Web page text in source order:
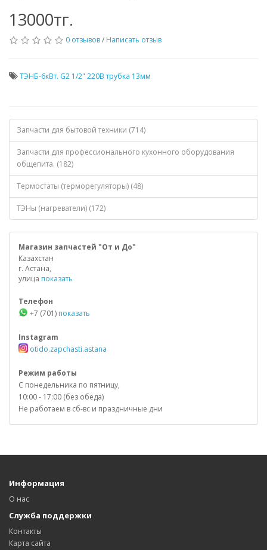
13000тг.
0 отзывов/ Написать отзыв
ТЭНБ-6кВт. G2 1/2" 220В трубка 13мм
Запчасти для бытовой техники (714)
Запчасти для профессионального кухонного оборудования
общепита. (182)
Термостаты (терморегуляторы) (48)
ТЭНы (нагреватели) (172)
Магазин запчастей "От и До"
Казахстан
г. Астана,
улица показать
Телефон
+7 (701) показать
Instagram
otido.zapchasti.astana
Режим работы
С понедельника по пятницу,
10:00 - 17:00 (без обеда)
Не работаем в сб-вс и праздничные дни
Информация
О нас
Служба поддержки
Контакты
Карта сайта